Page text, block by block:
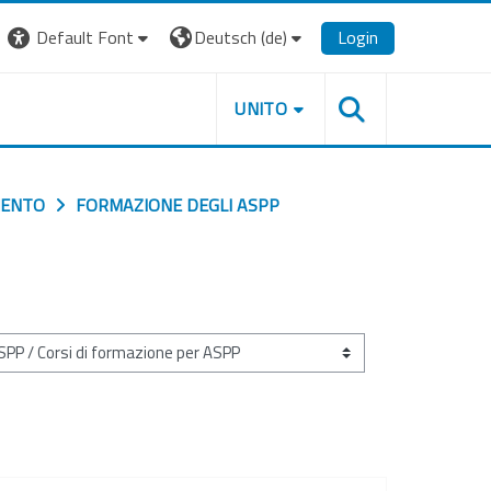
Default Font
Deutsch ‎(de)‎ Login
UNITO
FORMAZIONE DEGLI ASPP